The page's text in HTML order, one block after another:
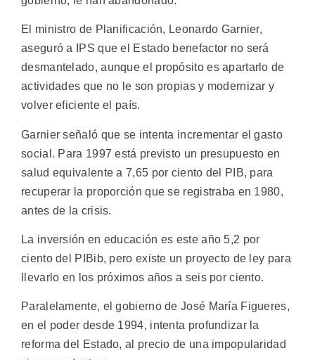
El ministro de Planificación, Leonardo Garnier,
aseguró a IPS que el Estado benefactor no será
desmantelado, aunque el propósito es apartarlo de
actividades que no le son propias y modernizar y
volver eficiente el país.
Garnier señaló que se intenta incrementar el gasto
social. Para 1997 está previsto un presupuesto en
salud equivalente a 7,65 por ciento del PIB, para
recuperar la proporción que se registraba en 1980,
antes de la crisis.
La inversión en educación es este año 5,2 por
ciento del PIBib, pero existe un proyecto de ley para
llevarlo en los próximos años a seis por ciento.
Paralelamente, el gobierno de José María Figueres,
en el poder desde 1994, intenta profundizar la
reforma del Estado, al precio de una impopularidad